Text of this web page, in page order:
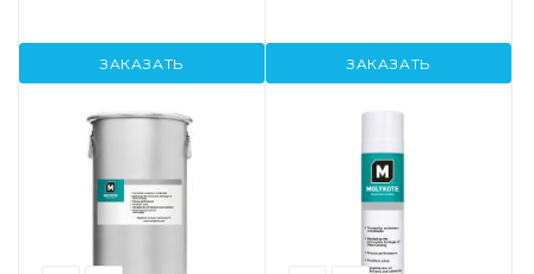
ЗАКАЗАТЬ ЗАКАЗАТЬ